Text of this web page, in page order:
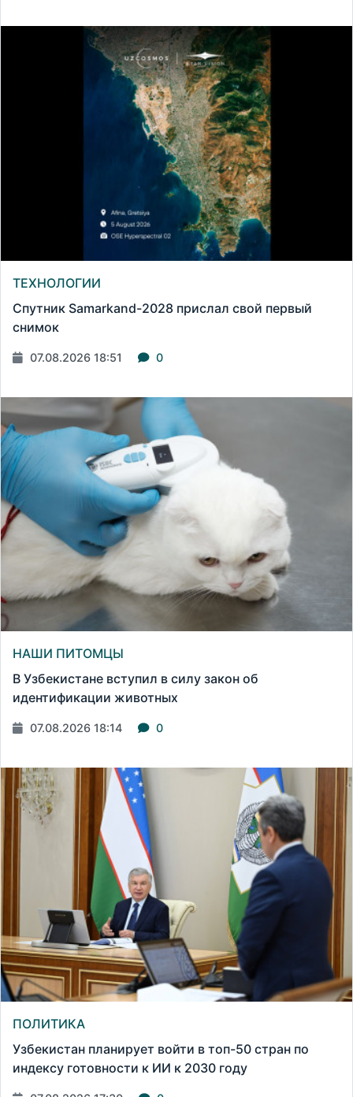
ТЕХНОЛОГИИ
Спутник Samarkand-2028 прислал свой первый
снимок
07.08.2026 18:51 0
НАШИ ПИТОМЦЫ
В Узбекистане вступил в силу закон об
идентификации животных
07.08.2026 18:14 0
ПОЛИТИКА
Узбекистан планирует войти в топ-50 стран по
индексу готовности к ИИ к 2030 году